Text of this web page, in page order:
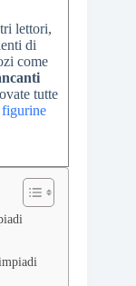
lettori,
di
come
tutte
figurine